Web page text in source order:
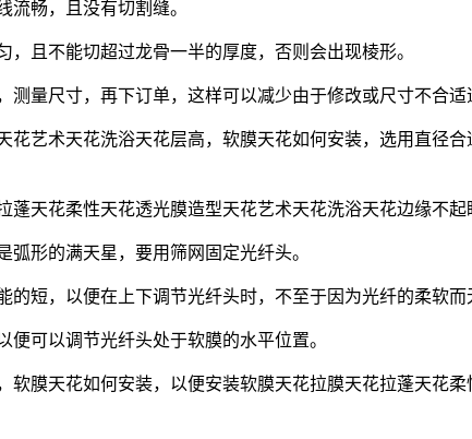
流畅，且没有切割缝。
且不能切超过龙骨一半的厚度，否则会出现棱形。
量尺寸，再下订单，这样可以减少由于修改或尺寸不合适
花艺术天花洗浴天花层高，软膜天花如何安装，选用直径
天花柔性天花透光膜造型天花艺术天花洗浴天花边缘不
形的满天星，要用筛网固定光纤头。
短，以便在上下调节光纤头时，不至于因为光纤的柔软
可以调节光纤头处于软膜的水平位置。
膜天花如何安装，以便安装软膜天花拉膜天花拉蓬天花